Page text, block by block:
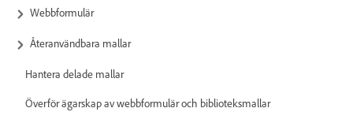
Webbformulär
Återanvändbara mallar
Hantera delade mallar
Överför ägarskap av webbformulär och biblioteksmallar